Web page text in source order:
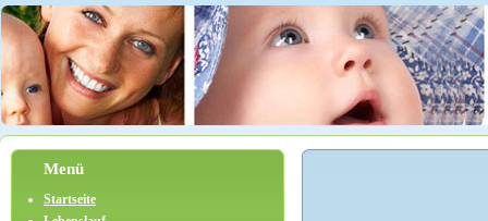
Menü
Startseite